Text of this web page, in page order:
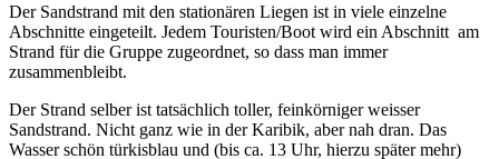
Der Sandstrand mit den stationären Liegen ist in viele einzelne
Abschnitte eingeteilt. Jedem Touristen/Boot wird ein Abschnitt am
Strand für die Gruppe zugeordnet, so dass man immer
zusammenbleibt.
Der Strand selber ist tatsächlich toller, feinkörniger weisser
Sandstrand. Nicht ganz wie in der Karibik, aber nah dran. Das
Wasser schön türkisblau und (bis ca. 13 Uhr, hierzu später mehr)